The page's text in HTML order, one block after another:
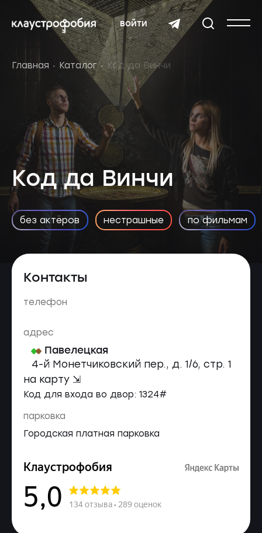
войти
Главная Каталог Код да Винчи
Код да Винчи
без актёров нестрашные по фильмам
Контакты
телефон
адрес
Павелецкая
4-й Монетчиковский пер., д. 1/6, стр. 1
на карту ⇲
Код для входа во двор: 1324#
парковка
Городская платная парковка